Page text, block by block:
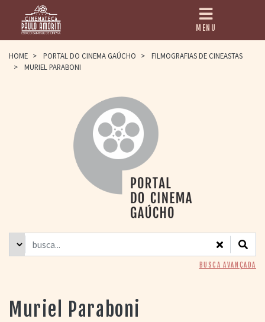
HOME
PAULO AMORIM
> HOMENAGEADOS
> EQUIPE
> ASSOCIAÇÃO DOS
> BIBLIOTECA
ROMEU GRIMALDI
> GRADE SEMANAL
> PREÇOS E
DESCONTOS
PORTAL DO
CINEMA GAÚCHO
MENU
HOME > PORTAL DO CINEMA GAÚCHO >
FILMOGRAFIAS DE CINEASTAS
>
MURIEL PARABONI
BUSCA AVANÇADA
Muriel Paraboni